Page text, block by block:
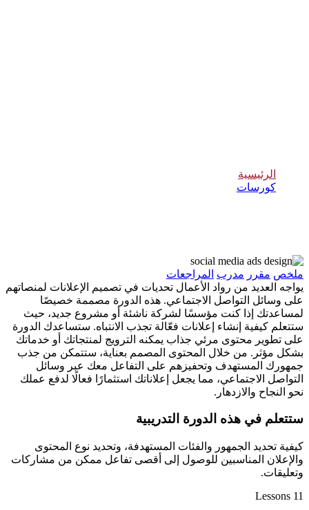
الرئيسية
كورسات
ملخص مقرر مدرب المراجعات
يواجه العديد من رواد الأعمال تحديات في تصميم الإعلانات لمنصاتهم
على وسائل التواصل الاجتماعي. هذه الدورة مصممة خصيصًا
لمساعدتك إذا كنت مؤسسًا لشركة ناشئة أو مشروع جديد، حيث
ستتعلم كيفية إنشاء إعلانات فعّالة تجذب الانتباه. ستساعدك الدورة
على تطوير محتوى مرئي جذاب يمكنه الترويج لمنتجاتك أو خدماتك
بشكل مؤثر. من خلال المحتوى المصمم بعناية، ستتمكن من جذب
جمهورك المستهدف وتحفيزهم على التفاعل معك عبر وسائل
التواصل الاجتماعي، مما يجعل إعلاناتك استثمارًا فعالًا لدفع عملك
نحو النجاح والازدهار.
ستتعلم في هذه الدورة التدريبية
كيفية تحديد الجمهور والفئات المستهدفة، وتحديد نوع المحتوى
والإعلان المناسبين للوصول إلى أقصى تفاعل ممكن من مشاركات
وتعليقات.
11 Lessons